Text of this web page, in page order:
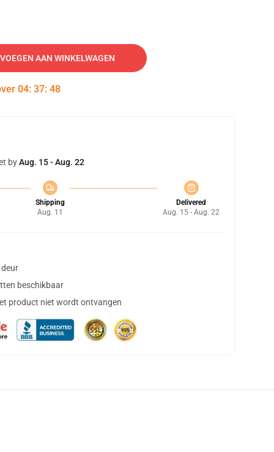
AAN WINKELWAGEN
04: 37: 47
byAug. 15 - Aug. 22
Shipping
Aug. 11
Delivered
Aug. 15 - Aug. 22
beschikbaar
product niet wordt ontvangen